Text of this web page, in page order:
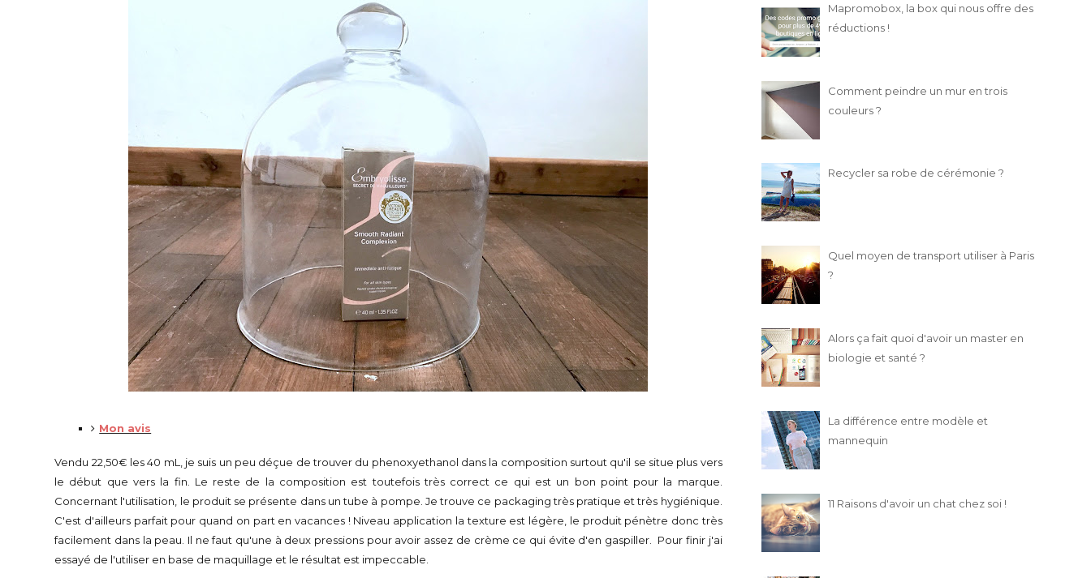
Mon avis
Vendu 22,50€ les 40 mL, je suis un peu déçue de trouver du phenoxyethanol dans la composition surtout qu'il se situe plus vers
le début que vers la fin. Le reste de la composition est toutefois très correct ce qui est un bon point pour la marque.
Concernant l'utilisation, le produit se présente dans un tube à pompe. Je trouve ce packaging très pratique et très hygiénique.
C'est d'ailleurs parfait pour quand on part en vacances ! Niveau application la texture est légère, le produit pénètre donc très
facilement dans la peau. Il ne faut qu'une à deux pressions pour avoir assez de crème ce qui évite d'en gaspiller. Pour finir j'ai
essayé de l'utiliser en base de maquillage et le résultat est impeccable.
Mapromobox, la box qui nous offre des
réductions !
Comment peindre un mur en trois
couleurs ?
Recycler sa robe de cérémonie ?
Quel moyen de transport utiliser à Paris
?
Alors ça fait quoi d'avoir un master en
biologie et santé ?
La différence entre modèle et
mannequin
11 Raisons d'avoir un chat chez soi !